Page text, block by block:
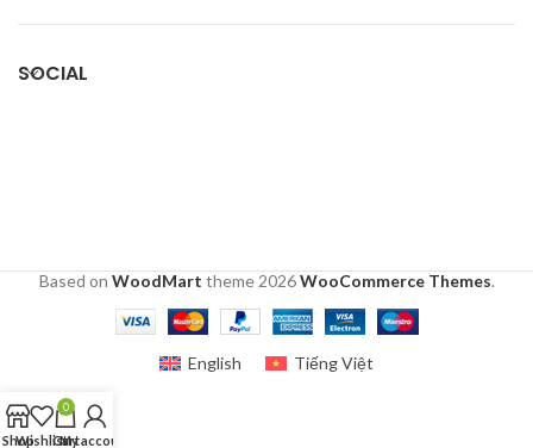
SOCIAL
Based on WoodMart theme2026WooCommerce Themes.
ShopWishlist
0
Cart
My account
English Tiếng Việt